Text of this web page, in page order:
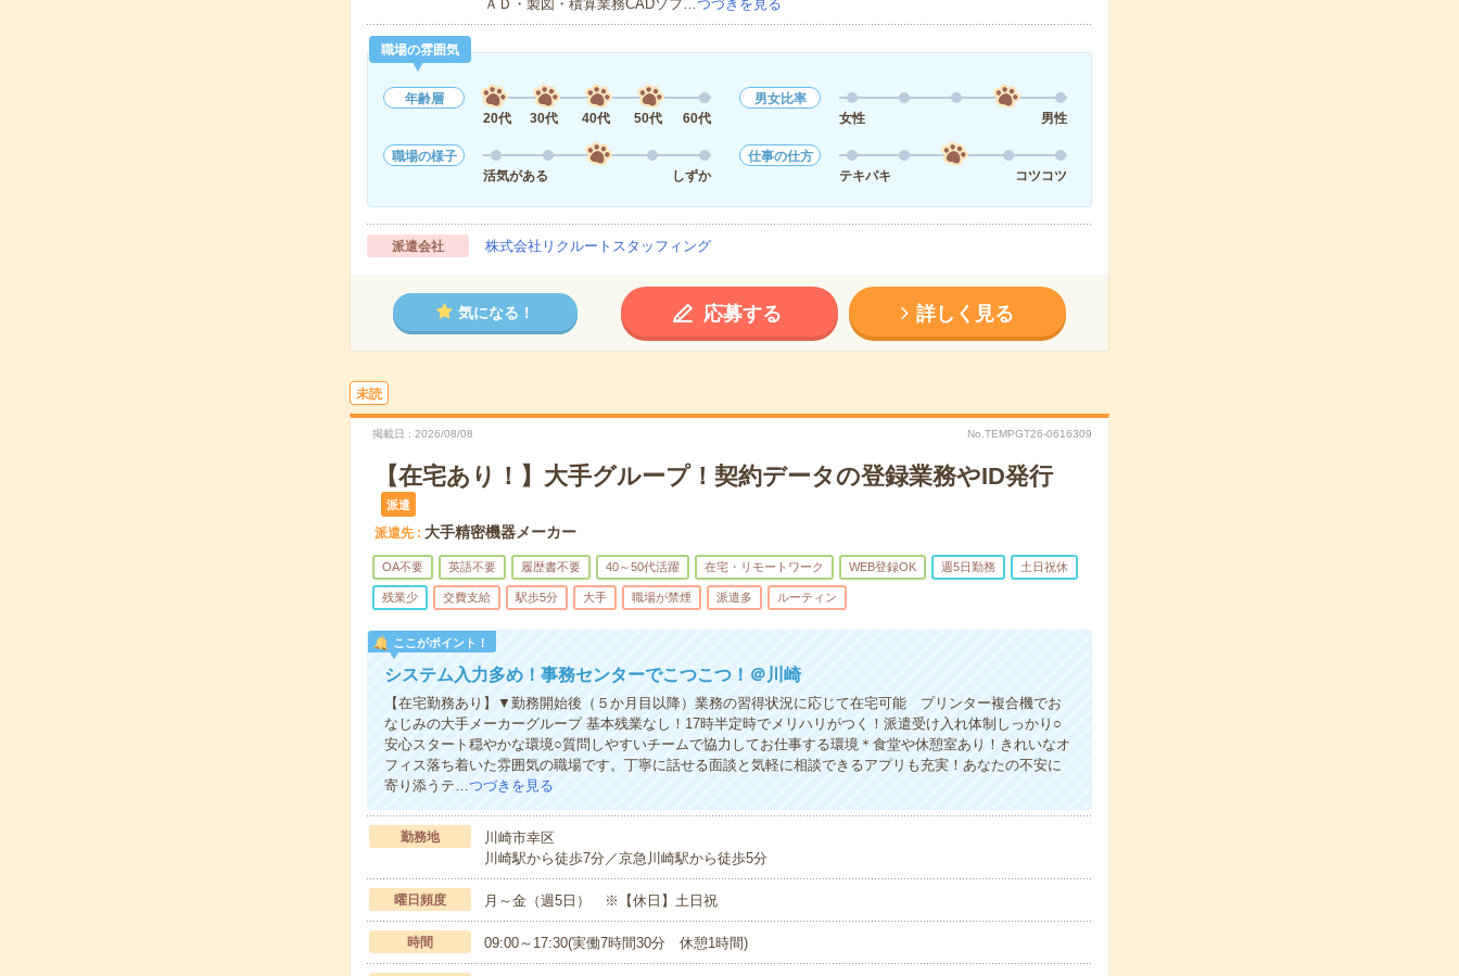
ＡＤ・製図・積算業務CADソフ…つづきを見る
職場の雰囲気
年齢層
20代
30代 40代 50代 60代
男女比率
女性
男性
職場の様子
活気がある
しずか
仕事の仕方
テキパキ
コツコツ
派遣会社 株式会社リクルートスタッフィング
気になる！ 応募する 詳しく見る
未読
掲載日 2026/08/08 No.TEMPGT26-0616309
【在宅あり！】大手グループ！契約データの登録業務やID発行
派遣
派遣先 大手精密機器メーカー
OA不要 英語不要 履歴書不要 40～50代活躍 在宅・リモートワーク WEB登録OK 週5日勤務 土日祝休
残業少 交費支給 駅歩5分 大手 職場が禁煙 派遣多 ルーティン
ここがポイント！
システム入力多め！事務センターでこつこつ！＠川崎
【在宅勤務あり】▼勤務開始後（５か月目以降）業務の習得状況に応じて在宅可能 プリンター複合機でお
なじみの大手メーカーグループ 基本残業なし！17時半定時でメリハリがつく！派遣受け入れ体制しっかり○
安心スタート穏やかな環境○質問しやすいチームで協力してお仕事する環境＊食堂や休憩室あり！きれいなオ
フィス落ち着いた雰囲気の職場です。丁寧に話せる面談と気軽に相談できるアプリも充実！あなたの不安に
寄り添うテ…つづきを見る
勤務地
川崎市幸区
川崎駅から徒歩7分／京急川崎駅から徒歩5分
曜日頻度 月～金（週5日） ※【休日】土日祝
時間 09:00～17:30(実働7時間30分 休憩1時間)